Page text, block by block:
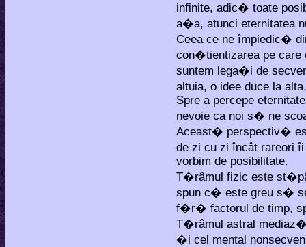
infinite, adic� toate
a�a, atunci eternitatea
Ceea ce ne împiedic�
con�tientizarea pe care
suntem lega�i de
altuia, o idee duce la
Spre a percepe
nevoie ca noi s� ne
Aceast� perspectiv�
de zi cu zi încât rareori
vorbim de posibilitate.
T�râmul fizic este
spun c� este greu s�
f�r� factorul de timp,
T�râmul astral
�i cel mental